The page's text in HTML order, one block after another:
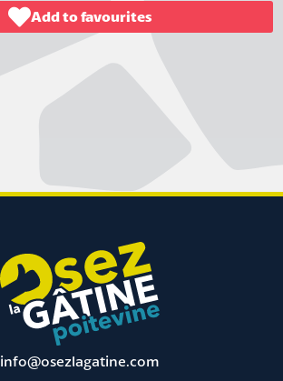
Add to favourites
info@osezlagatine.com